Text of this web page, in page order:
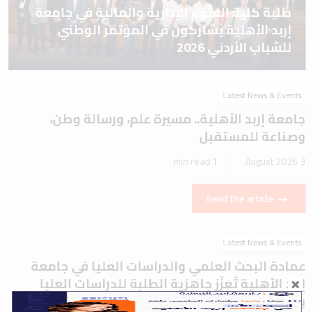
طلبة كلية العلوم الإدارية والمالية في جامعة
إربد الأهلية يشاركون في المؤتمر الوطني
للشباب الأردني 2026
Latest News & Events
جامعة إربد الأهلية.. مسيرة علم، ورسالة وطن،
وصناعة للمستقبل
3 August 2026
1 min read
Read the article
Latest News & Events
عمادة البحث العلمي والدراسات العليا في جامعة
إربد الأهلية تُعزّز جاهزية الطلبة للدراسات العليا
بورشة تعريفية حول اختباري IELTS وTOEFL